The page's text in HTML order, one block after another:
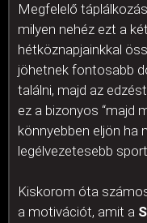
Megfelelő
milyen nehéz ezt a
hétköznapjainkkal
jöhetnek fontosabb
találni, majd az
ez a bizonyos “majd
könnyebben eljön ha
legélvezetesebb
Kiskorom óta
a motivációt, amit a